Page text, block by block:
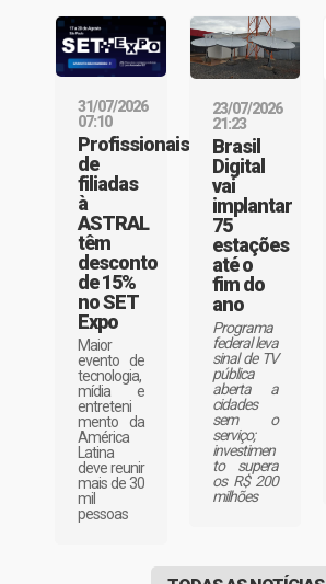
31/07/2026
07:10
Profissionais
de
filiadas
à
ASTRAL
têm
desconto
de 15%
no SET
Expo
Maior
evento de
tecnologia,
mídia e
entreteni
mento da
América
Latina
deve reunir
mais de 30
mil
pessoas
23/07/2026
21:23
Brasil
Digital
vai
implantar
75
estações
até o
fim do
ano
Programa
federal leva
sinal de TV
pública
aberta a
cidades
sem o
serviço;
investimen
to supera
os R$ 200
milhões